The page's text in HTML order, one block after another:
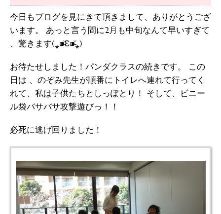
今日もブログを見にきて頂きまして、ありがとうござ
います。 あっと言う間に2月も中旬なんて早いすぎて
、驚きます(⁎⁍̴̆Ɛ⁍̴̆⁎)
お待たせしました！パンダクラスの続きです。 この
日は 、のぞみ先生が順番にトイレへ連れて行ってく
れて、私は子供たちとしっぽとり！ そして、ビニー
ル袋バサバサ攻撃遊びっ！！
必死に逃げ回りました！